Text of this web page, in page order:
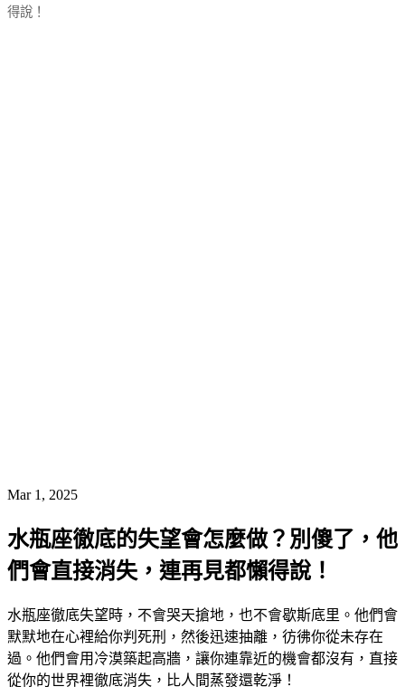
得說！
Mar 1, 2025
水瓶座徹底的失望會怎麼做？別傻了，他
們會直接消失，連再見都懶得說！
水瓶座徹底失望時，不會哭天搶地，也不會歇斯底里。他們會
默默地在心裡給你判死刑，然後迅速抽離，彷彿你從未存在
過。他們會用冷漠築起高牆，讓你連靠近的機會都沒有，直接
從你的世界裡徹底消失，比人間蒸發還乾淨！